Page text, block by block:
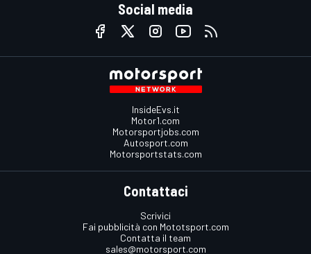
Social media
InsideEvs.it
Motor1.com
Motorsportjobs.com
Autosport.com
Motorsportstats.com
Contattaci
Scrivici
Fai pubblicità con Mototsport.com
Contatta il team
sales@motorsport.com